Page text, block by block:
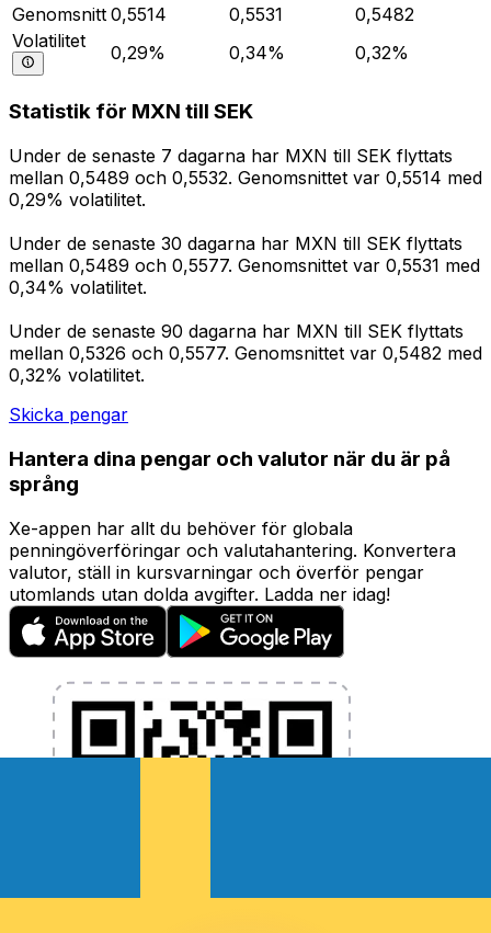
Genomsnitt 0,5514 0,5531
0,5482
Volatilitet
0,29% 0,34% 0,32%
Statistik för MXN till SEK
Under de senaste 7 dagarna har MXN till SEK flyttats
mellan 0,5489 och 0,5532. Genomsnittet var 0,5514 med
0,29% volatilitet.
Under de senaste 30 dagarna har MXN till SEK flyttats
mellan 0,5489 och 0,5577. Genomsnittet var 0,5531 med
0,34% volatilitet.
Under de senaste 90 dagarna har MXN till SEK flyttats
mellan 0,5326 och 0,5577. Genomsnittet var 0,5482 med
0,32% volatilitet.
Skicka pengar
Hantera dina pengar och valutor när du är på
språng
Xe-appen har allt du behöver för globala
penningöverföringar och valutahantering. Konvertera
valutor, ställ in kursvarningar och överför pengar
utomlands utan dolda avgifter. Ladda ner idag!